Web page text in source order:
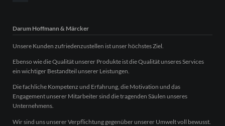
Darum Hoffmann & Märcker
Unsere Kunden zufriedenzustellen ist unser höchstes Ziel.
Ebenso wie die Qualität unserer Produkte ist die Qualität unseres Services
ein wichtiger Bestandteil unserer Leistungen.
Die fachliche Kompetenz und Erfahrung, die Motivation und das
Engagement unserer Mitarbeiter sind die tragenden Säulen unseres
Unternehmens.
Wir sind uns unserer Verpflichtung gegenüber unserer Umwelt voll bewusst.